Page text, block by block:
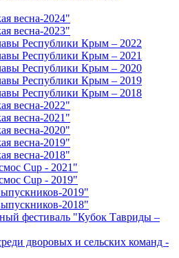
весна-2024"
весна-2023"
Республики Крым – 2022
Республики Крым – 2021
Республики Крым – 2020
Республики Крым – 2019
Республики Крым – 2018
весна-2022"
весна-2021"
весна-2020"
весна-2019"
весна-2018"
Cup - 2021"
Cup - 2019"
2019"
2018"
фестиваль "Кубок Тавриды –
дворовых и сельских команд -